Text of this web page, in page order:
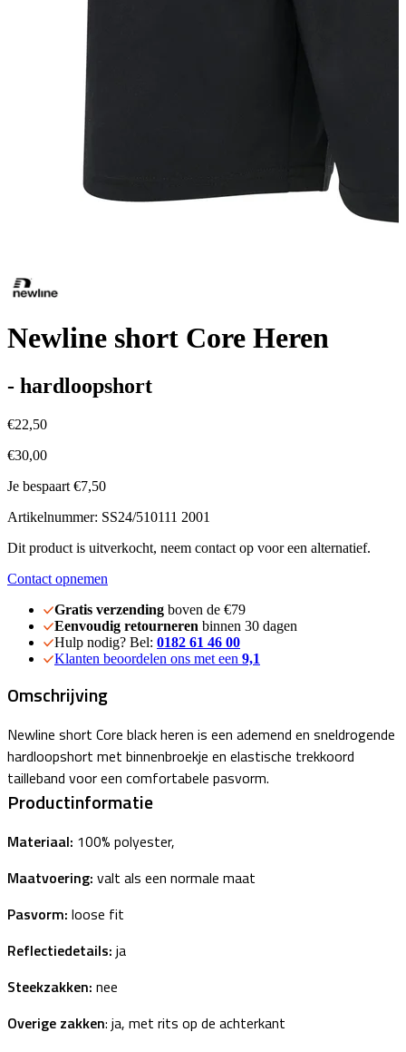
Newline short Core Heren
- hardloopshort
€22,50
€30,00
Je bespaart €7,50
Artikelnummer: SS24/510111 2001
Dit product is uitverkocht, neem contact op voor een alternatief.
Contact opnemen
Gratis verzending boven de €79
Eenvoudig retourneren binnen 30 dagen
Hulp nodig? Bel: 0182 61 46 00
Klanten beoordelen ons met een 9,1
Omschrijving
Newline short Core black heren is een ademend en sneldrogende
hardloopshort met binnenbroekje en elastische trekkoord
tailleband voor een comfortabele pasvorm.
Productinformatie
Materiaal: 100% polyester,
Maatvoering: valt als een normale maat
Pasvorm: loose fit
Reflectiedetails: ja
Steekzakken: nee
Overige zakken: ja, met rits op de achterkant